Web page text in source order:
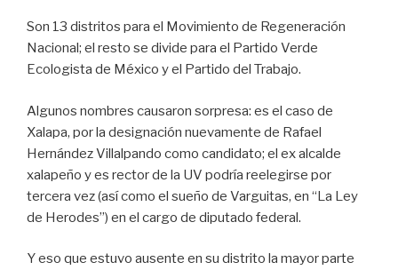
Son 13 distritos para el Movimiento de Regeneración
Nacional; el resto se divide para el Partido Verde
Ecologista de México y el Partido del Trabajo.
Algunos nombres causaron sorpresa: es el caso de
Xalapa, por la designación nuevamente de Rafael
Hernández Villalpando como candidato; el ex alcalde
xalapeño y es rector de la UV podría reelegirse por
tercera vez (así como el sueño de Varguitas, en “La Ley
de Herodes”) en el cargo de diputado federal.
Y eso que estuvo ausente en su distrito la mayor parte